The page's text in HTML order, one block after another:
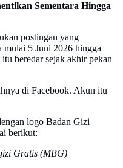
Sementara Hingga
postingan yang
mulai 5 Juni 2026 hingga
beredar sejak akhir pekan
di Facebook. Akun itu
logo Badan Gizi
berikut:
Gratis (MBG)